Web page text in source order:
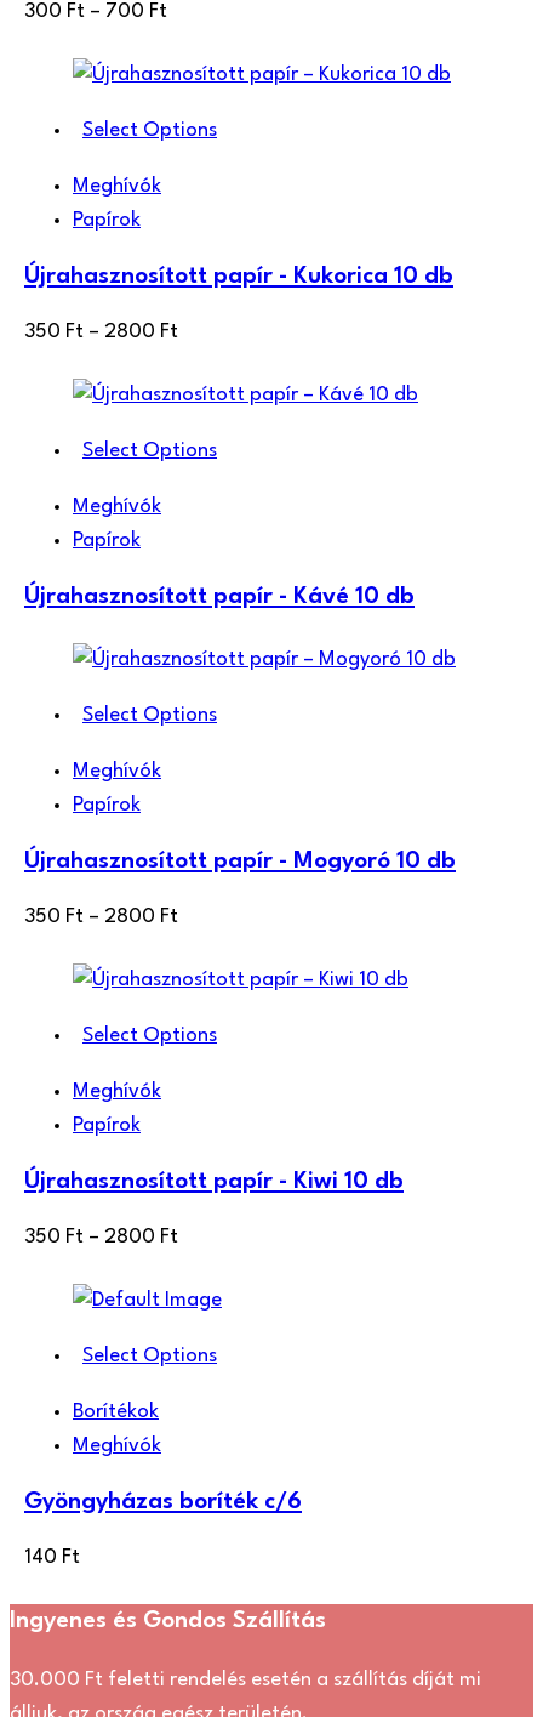
300 Ft – 700 Ft
-
Select Options
Meghívók
Papírok
Újrahasznosított papír - Kukorica 10 db
350 Ft – 2800 Ft
-
Select Options
Meghívók
Papírok
Újrahasznosított papír - Kávé 10 db
Select Options
Meghívók
Papírok
Újrahasznosított papír - Mogyoró 10 db
350 Ft – 2800 Ft
-
Select Options
Meghívók
Papírok
Újrahasznosított papír - Kiwi 10 db
350 Ft – 2800 Ft
-
Select Options
Borítékok
Meghívók
Gyöngyházas boríték c/6
140 Ft
Ingyenes és Gondos Szállítás
30.000 Ft feletti rendelés esetén a szállítás díját mi